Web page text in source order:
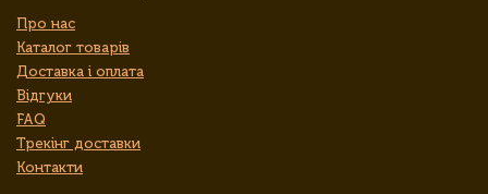
Про нас
Каталог товарів
Доставка і оплата
Відгуки
FAQ
Трекінг доставки
Контакти